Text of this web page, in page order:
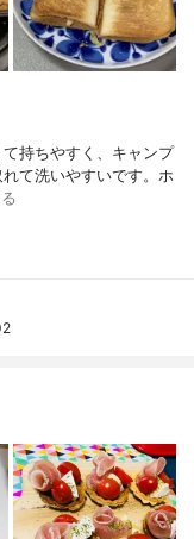
持ちやすく、キャンプ
て洗いやすいです。ホ